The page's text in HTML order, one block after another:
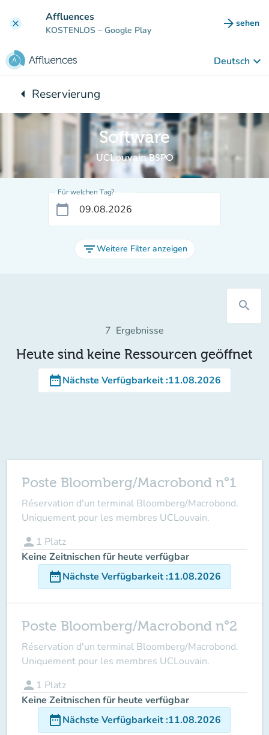
clear Affluences
KOSTENLOS – Google Play arrow_forward sehen
(new
Deutsch keyboard_arrow_down
arrow_leftZurück zu:
Reservierung
Software
UCLouvain BSPO
Für welchen Tag?
calendar_today
filter_listWeitere Filter anzeigen
search
7 Ergebnisse
Heute sind keine Ressourcen geöffnet
date_rangeNächste Verfügbarkeit:11.08.2026
Poste Bloomberg/Macrobond n°1
Réservation d'un terminal Bloomberg/Macrobond.
Uniquement pour les membres UCLouvain.
person 1 Platz
Keine Zeitnischen für heute verfügbar
date_rangeNächste Verfügbarkeit:11.08.2026
Poste Bloomberg/Macrobond n°2
Réservation d'un terminal Bloomberg/Macrobond.
Uniquement pour les membres UCLouvain.
person 1 Platz
Keine Zeitnischen für heute verfügbar
date_rangeNächste Verfügbarkeit:11.08.2026